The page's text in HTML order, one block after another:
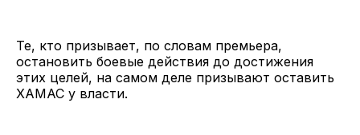
Те, кто призывает, по словам премьера,
остановить боевые действия до достижения
этих целей, на самом деле призывают оставить
ХАМАС у власти.